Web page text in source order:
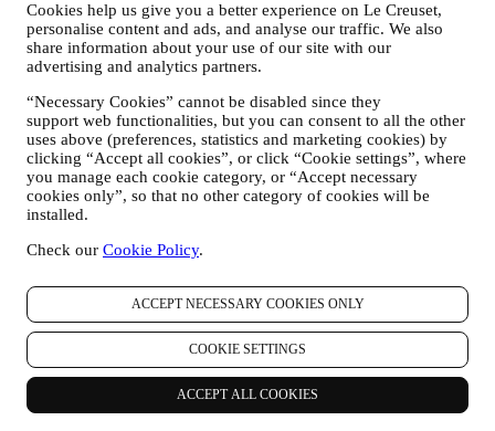
Cookies help us give you a better experience on Le Creuset,
personalise content and ads, and analyse our traffic. We also
share information about your use of our site with our
advertising and analytics partners.
“Necessary Cookies” cannot be disabled since they
support web functionalities, but you can consent to all the other
uses above (preferences, statistics and marketing cookies) by
clicking “Accept all cookies”, or click “Cookie settings”, where
you manage each cookie category, or “Accept necessary
cookies only”, so that no other category of cookies will be
installed.
Check our Cookie Policy.
ACCEPT NECESSARY COOKIES ONLY
COOKIE SETTINGS
ACCEPT ALL COOKIES
of uw deelname aan onze wedstrijden te beheren. Mogelijk
moeten we bepaalde gegevens over u verwerken voor onze
administratieve doeleinden die verband houden met onze
contractuele relatie met u, zoals de boekhouding, facturering
en controle, verificatie van betaalkaarten, fraudescreening,
veiligheid, beveiliging, systeemtests, onderhoud en statistische
analyse. Af en toe moeten we mogelijk om administratieve of
operationele redenen contact met u opnemen. Bijvoorbeeld
om u een bevestiging van uw aankoop te sturen. We zullen
uw persoonsgegevens ook gebruiken om uw verzoeken te
beantwoorden die via onze Websiteformulieren of andere
vereist om ons in staat te stellen onze diensten aan u te
ons legitiem belang (naar behoren rekening houdend met uw
geval u artikelen aan onze online winkelwagen hebt
toegevoegd zonder de aankoop af te ronden. Als u de
aankoop niet binnen een bepaalde periode afrondt, worden er
geen verdere opvolgingsberichten verzonden.
OM U TE INFORMEREN OVER NIEUWS OF